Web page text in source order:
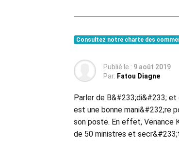
Consultez notre charte des
Publié le : 9 août 2019
Par: Fatou Diagne
Parler de B&#233;di&#233;
est une bonne mani&#232;re
son poste. En effet, Venance
de 50 ministres et